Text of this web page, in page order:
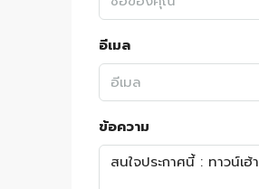
อีเมล
ข้อความ